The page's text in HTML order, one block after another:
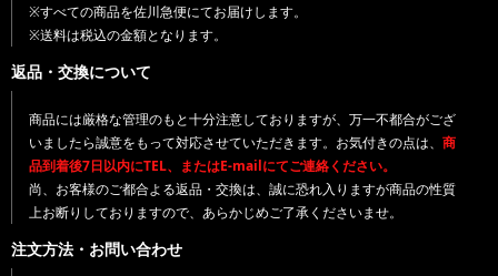
※すべての商品を佐川急便にてお届けします。
※送料は税込の金額となります。
返品・交換について
商品には厳格な管理のもと十分注意しておりますが、万一不都合がござ
いましたら誠意をもって対応させていただきます。お気付きの点は、 商
品到着後7日以内にTEL、またはE-mailにてご連絡ください。
尚、お客様のご都合よる返品・交換は、誠に恐れ入りますが商品の性質
上お断りしておりますので、あらかじめご了承くださいませ。
注文方法・お問い合わせ